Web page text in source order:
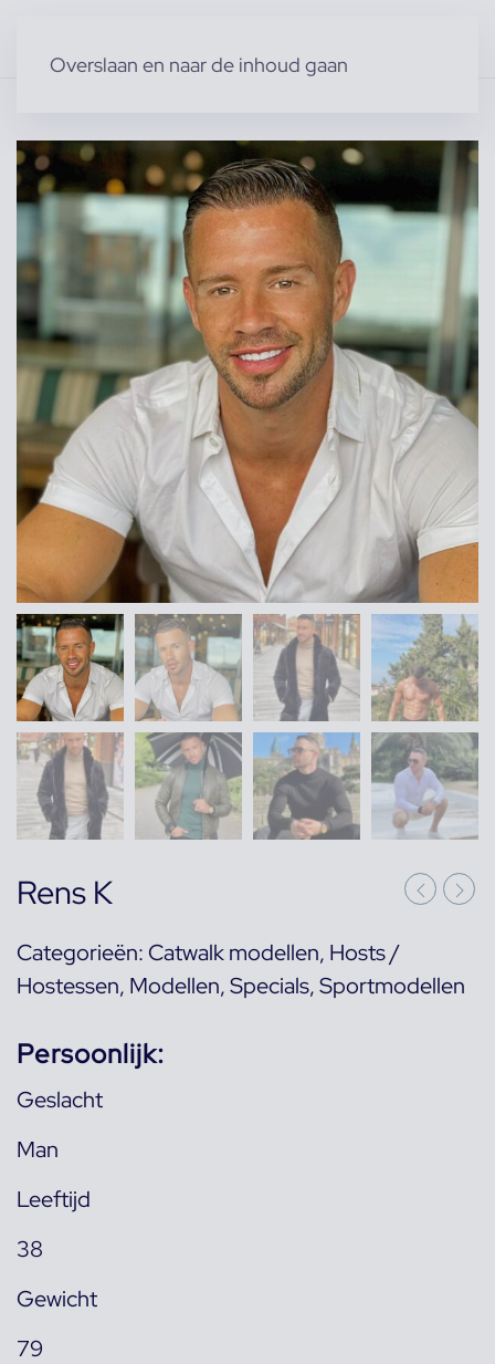
Overslaan en naar de inhoud gaan
Rens K
Categorieën: Catwalk modellen, Hosts /
Hostessen, Modellen,Specials,Sportmodellen
Persoonlijk:
Geslacht
Man
Leeftijd
38
Gewicht
79